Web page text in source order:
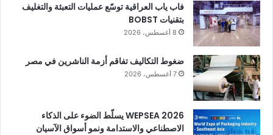
فاب ياب العراقية توسّع عمليات التعبئة والتغليف
بتقنيات BOBST
8 أغسطس، 2026
ضغوط التكاليف تفاقم أزمة الناشرين في مصر
7 أغسطس، 2026
WEPSEA 2026 يسلّط الضوء على الذكاء
الاصطناعي والاستدامة ونمو أسواق الآسيان